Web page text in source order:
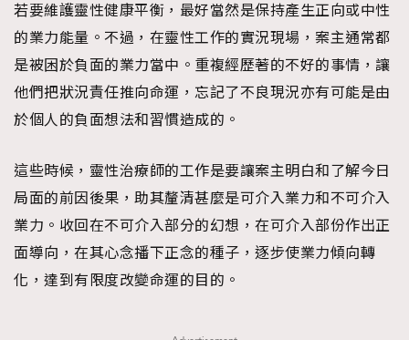
若要維護靈性健康平衡，最好當然是保持產生正向或中性
的業力能量。不過，在靈性工作的實況現場，案主通常都
是被困於負面的業力當中。重複經歷著的不好的事情，讓
他們把狀況責任推向命運，忘記了不良現況亦有可能是由
於個人的負面想法和習慣造成的。
這些時候，靈性治療師的工作是要讓案主明白和了解今日
局面的前因後果，助其釐清甚麼是可介入業力和不可介入
業力。收回在不可介入部分的幻想，在可介入部份作出正
面導向，在其心念播下正念的種子，逐步使業力傾向轉
化，達到有限度改變命運的目的。